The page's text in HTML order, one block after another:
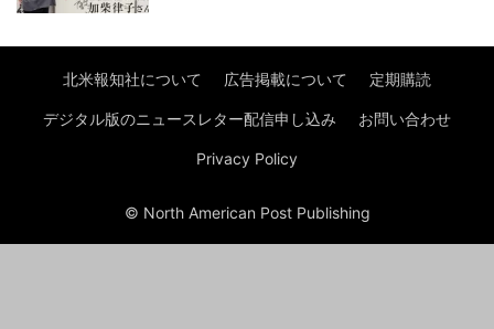
北米報知社について 広告掲載について 定期購読
デジタル版のニュースレター配信申し込み お問い合わせ
Privacy Policy
© North American Post Publishing